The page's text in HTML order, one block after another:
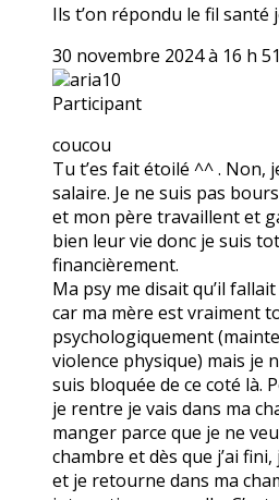
Ils t’on répondu le fil santé
30 novembre 2024 à 16 h
aria10
Participant
coucou
Tu t’es fait étoilé ^^ . Non,
salaire. Je ne suis pas
et mon père travaillent et
bien leur vie donc je suis
financièrement.
Ma psy me disait qu’il
car ma mère est vraiment
psychologiquement
violence physique) mais je
suis bloquée de ce coté là.
je rentre je vais dans ma
manger parce que je ne
chambre et dès que j’ai
et je retourne dans ma